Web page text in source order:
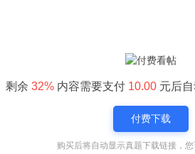
剩余 32%内容需要支付 10.00元后自
付费下载
购买后将自动显示真题下载链接，您